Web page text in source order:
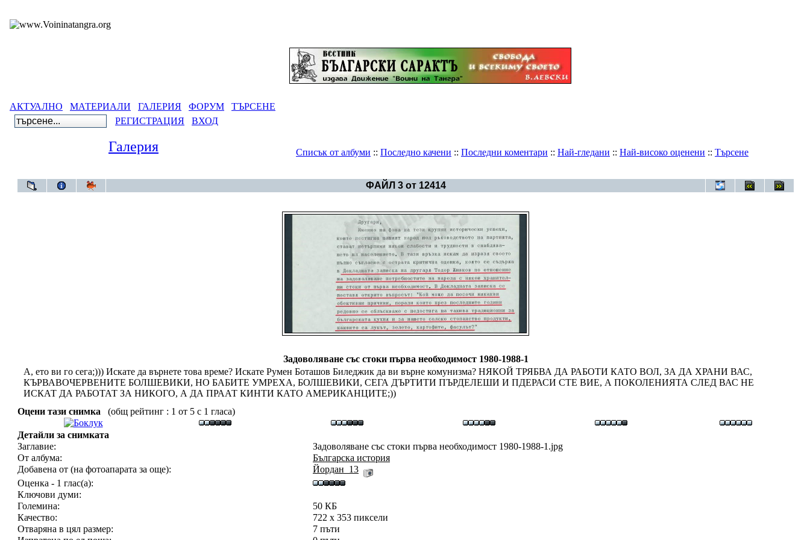
АКТУАЛНО МАТЕРИАЛИ ГАЛЕРИЯ ФОРУМ
ТЪРСЕНЕ
РЕГИСТРАЦИЯ
ВХОД
Галерия Списък от албуми :: Последно качени :: Последни коментари :: Най-гледани :: Най-високо оценени :: Търсене
ФАЙЛ 3 от 12414
Задоволяване със стоки първа необходимост 1980-1988-1
А, ето ви го сега;))) Искате да върнете това време? Искате Румен Боташов Биледжик да ви върне комунизма? НЯКОЙ ТРЯБВА ДА РАБОТИ КАТО ВОЛ, ЗА ДА ХРАНИ ВАС,
КЪРВАВОЧЕРВЕНИТЕ БОЛШЕВИКИ, НО БАБИТЕ УМРЕХА, БОЛШЕВИКИ, СЕГА ДЪРТИТИ ПЪРДЕЛЕШИ И ПДЕРАСИ СТЕ ВИЕ, А ПОКОЛЕНИЯТА СЛЕД ВАС НЕ
ИСКАТ ДА РАБОТАТ ЗА НИКОГО, А ДА ПРААТ КИНТИ КАТО АМЕРИКАНЦИТЕ;))
Оцени тази снимка
(общ рейтинг : 1 от 5 с 1 гласа)
Детайли за снимката
Заглавие:
Задоволяване със стоки първа необходимост 1980-1988-1.jpg
От албума:
Българска история
Добавена от (на фотоапарата за още):
Йордан_13
Оценка - 1 глас(а):
Ключови думи:
Големина:
50 КБ
Качество:
722 x 353 пиксели
Отваряна в цял размер:
7 пъти